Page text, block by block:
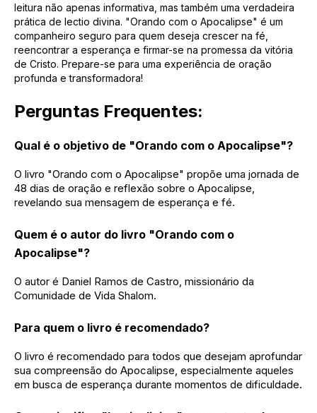
leitura não apenas informativa, mas também uma verdadeira
prática de lectio divina. "Orando com o Apocalipse" é um
companheiro seguro para quem deseja crescer na fé,
reencontrar a esperança e firmar-se na promessa da vitória
de Cristo. Prepare-se para uma experiência de oração
profunda e transformadora!
Perguntas Frequentes:
Qual é o objetivo de "Orando com o Apocalipse"?
O livro "Orando com o Apocalipse" propõe uma jornada de
48 dias de oração e reflexão sobre o Apocalipse,
revelando sua mensagem de esperança e fé.
Quem é o autor do livro "Orando com o
Apocalipse"?
O autor é Daniel Ramos de Castro, missionário da
Comunidade de Vida Shalom.
Para quem o livro é recomendado?
O livro é recomendado para todos que desejam aprofundar
sua compreensão do Apocalipse, especialmente aqueles
em busca de esperança durante momentos de dificuldade.